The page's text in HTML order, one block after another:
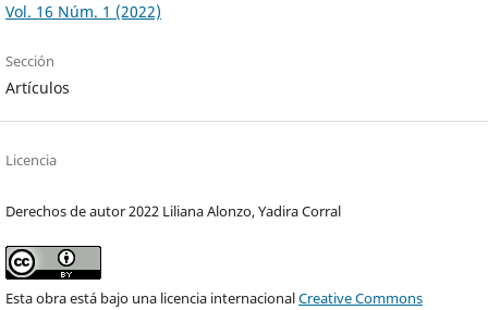
Vol. 16 Núm. 1 (2022)
Sección
Artículos
Licencia
Derechos de autor 2022 Liliana Alonzo, Yadira Corral
Esta obra está bajo una licencia internacionalCreative Commons